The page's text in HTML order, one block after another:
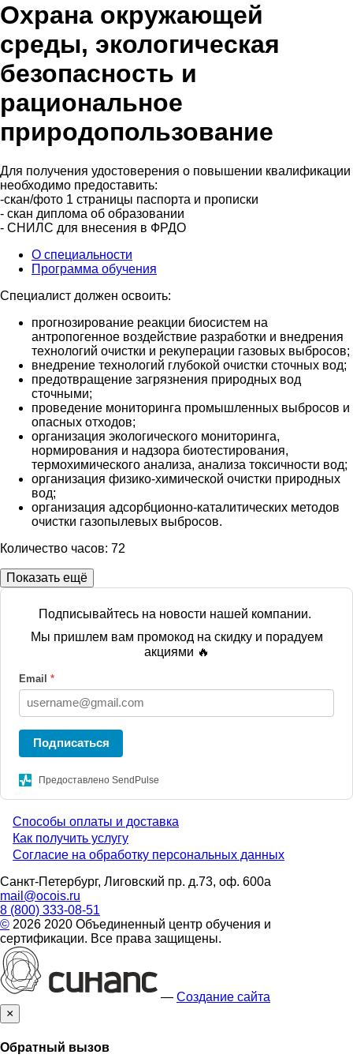
Охрана окружающей
среды, экологическая
безопасность и
рациональное
природопользование
Для получения удостоверения о повышении квалификации
необходимо предоставить:
-скан/фото 1 страницы паспорта и прописки
- скан диплома об образовании
- СНИЛС для внесения в ФРДО
О специальности
Программа обучения
Специалист должен освоить:
прогнозирование реакции биосистем на
антропогенное воздействие разработки и внедрения
технологий очистки и рекуперации газовых выбросов;
внедрение технологий глубокой очистки сточных вод;
предотвращение загрязнения природных вод
сточными;
проведение мониторинга промышленных выбросов и
опасных отходов;
организация экологического мониторинга,
нормирования и надзора биотестирования,
термохимического анализа, анализа токсичности вод;
организация физико-химической очистки природных
вод;
организация адсорбционно-каталитических методов
очистки газопылевых выбросов.
Количество часов: 72
Показать ещё
Подписывайтесь на новости нашей компании.
Мы пришлем вам промокод на скидку и порадуем
акциями 🔥
Email *
Подписаться
Предоставлено SendPulse
Menu
footer
Способы оплаты и доставка
Как получить услугу
Согласие на обработку персональных данных
Санкт-Петербург, Лиговский пр. д.73, оф. 600а
mail@ocois.ru
8 (800) 333-08-51
© 2026 2020 Объединенный центр обучения и
сертификации. Все права защищены.
— Создание сайта
×
Обратный вызов